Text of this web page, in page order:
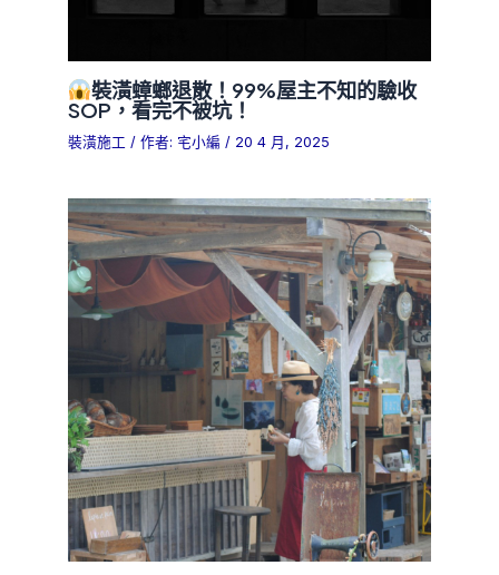
裝潢蟑螂退散！99%屋主不知的驗收
SOP，看完不被坑！
裝潢施工 / 作者: 宅小編 / 20 4 月, 2025